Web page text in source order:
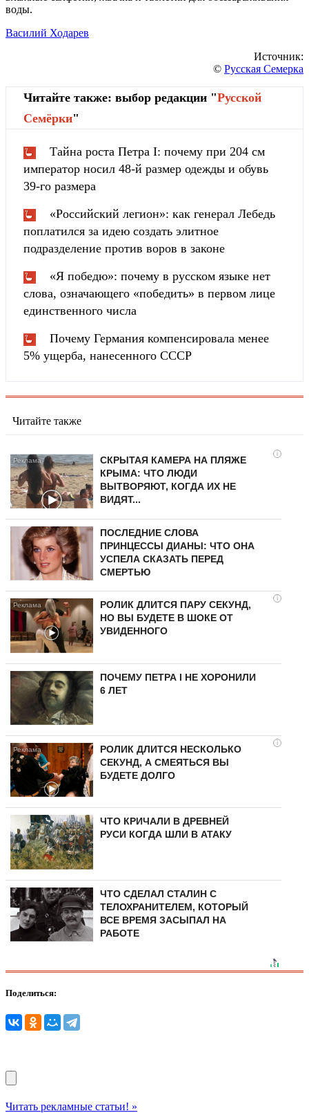
воды.
Василий Ходарев
Источник:
© Русская Семерка
Читайте также: выбор редакции "Русской
Cемёрки"
Тайна роста Петра I: почему при 204 см
император носил 48-й размер одежды и обувь
39-го размера
«Российский легион»: как генерал Лебедь
поплатился за идею создать элитное
подразделение против воров в законе
«Я победю»: почему в русском языке нет
слова, означающего «победить» в первом лице
единственного числа
Почему Германия компенсировала менее
5% ущерба, нанесенного СССР
Читайте также
i
СКРЫТАЯ КАМЕРА НА ПЛЯЖЕ
КРЫМА: ЧТО ЛЮДИ
ВЫТВОРЯЮТ, КОГДА ИХ НЕ
ВИДЯТ...
ПОСЛЕДНИЕ СЛОВА
ПРИНЦЕССЫ ДИАНЫ: ЧТО ОНА
УСПЕЛА СКАЗАТЬ ПЕРЕД
СМЕРТЬЮ
i
РОЛИК ДЛИТСЯ ПАРУ СЕКУНД,
НО ВЫ БУДЕТЕ В ШОКЕ ОТ
УВИДЕННОГО
ПОЧЕМУ ПЕТРА I НЕ ХОРОНИЛИ
6 ЛЕТ
i
РОЛИК ДЛИТСЯ НЕСКОЛЬКО
СЕКУНД, А СМЕЯТЬСЯ ВЫ
БУДЕТЕ ДОЛГО
ЧТО КРИЧАЛИ В ДРЕВНЕЙ
РУСИ КОГДА ШЛИ В АТАКУ
ЧТО СДЕЛАЛ СТАЛИН С
ТЕЛОХРАНИТЕЛЕМ, КОТОРЫЙ
ВСЕ ВРЕМЯ ЗАСЫПАЛ НА
РАБОТЕ
Поделиться:
Читать рекламные статьи! »